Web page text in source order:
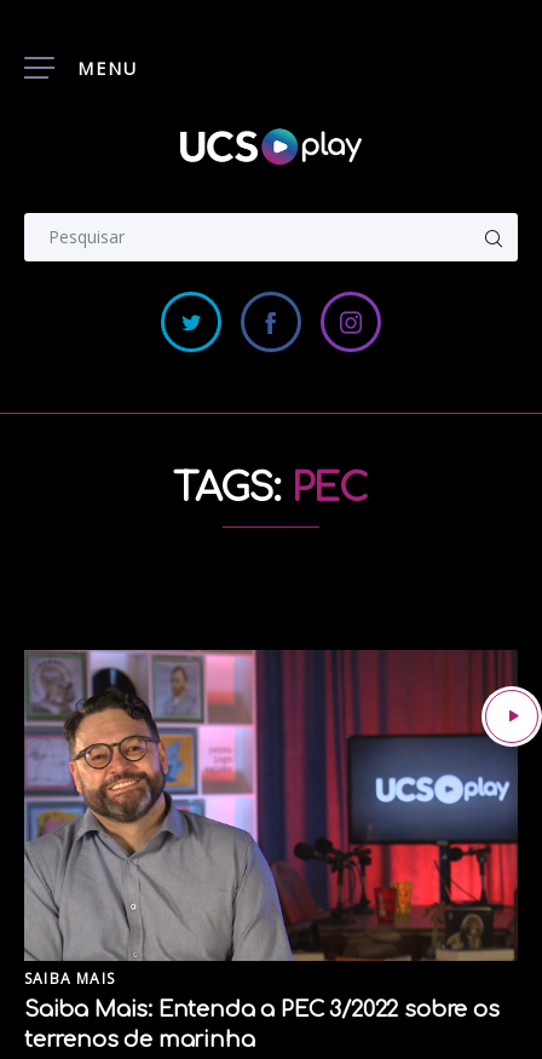
MENU
TAGS: PEC
SAIBA MAIS
Saiba Mais: Entenda a PEC 3/2022 sobre os
terrenos de marinha